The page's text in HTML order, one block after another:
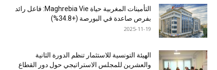
التأمينات المغربية حياة Maghrebia Vie: فاعل رائد
بفرص صاعدة في البورصة (+34.8%)
2025-11-19
الهيئة التونسية للاستثمار تنظم الدورة الثانية
والعشرين للمجلس الاستراتيجي حول دور القطاع